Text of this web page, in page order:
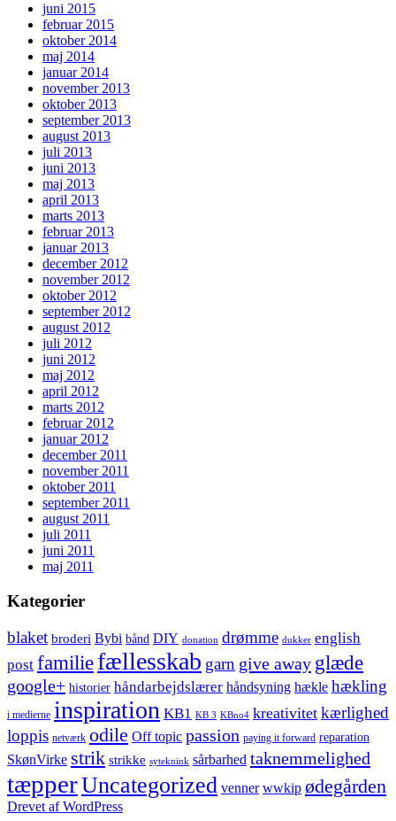
juni 2015
februar 2015
oktober 2014
maj 2014
januar 2014
november 2013
oktober 2013
september 2013
august 2013
juli 2013
juni 2013
maj 2013
april 2013
marts 2013
februar 2013
januar 2013
december 2012
november 2012
oktober 2012
september 2012
august 2012
juli 2012
juni 2012
maj 2012
april 2012
marts 2012
februar 2012
januar 2012
december 2011
november 2011
oktober 2011
september 2011
august 2011
juli 2011
juni 2011
maj 2011
Kategorier
blaket broderi Bybi bånd DIY donation drømme dukker english
post familie fællesskab garn give away glæde
google+ historier håndarbejdslærer håndsyning hækle hækling
i medierne inspiration KB1 KB 3 KBno4 kreativitet kærlighed
loppis netværk odile Off topic passion paying it forward reparation
SkønVirke strik strikke syteknink sårbarhed taknemmelighed
tæpperUncategorized venner wwkip ødegården
Drevet af WordPress